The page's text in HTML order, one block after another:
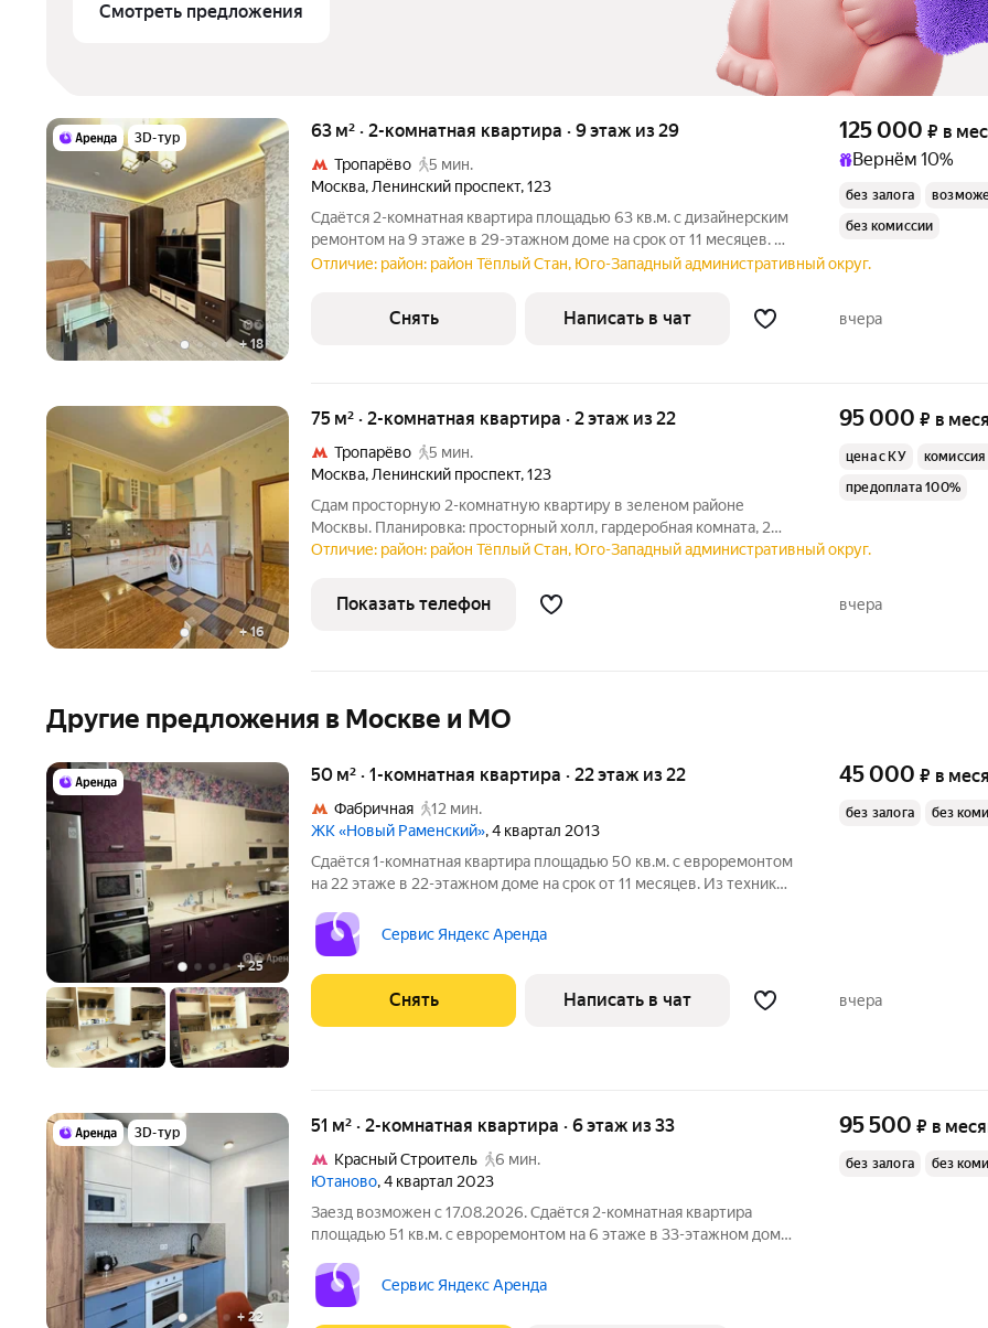
Смотреть предложения
3D-тур
+18
63 м² · 2-комнатная квартира · 9 этаж из 29
Тропарёво
5 мин.
Москва, Ленинский проспект,123
Сдаётся 2-комнатная квартира площадью 63 кв.м. с дизайнерским
ремонтом на 9 этаже в 29-этажном доме на срок от 11 месяцев. Из
техники есть: Телевизор Духовой шкаф Стиральная машина с
125 000 ₽ в
Вернём 10%
без залога
без комиссии
Отличие: район: район Тёплый Стан, Юго-Западный административный округ.
Снять Написать в чат вчера
+16
75 м² · 2-комнатная квартира · 2 этаж из 22
Тропарёво
5 мин.
Москва, Ленинский проспект,123
Сдам просторную 2-комнатную квартиру в зеленом районе
Москвы. Планировка: просторный холл, гардеробная комната, 2
просторных изолированных комнаты, кухня, раздельный санузел.
Презентабельный
95 000 ₽ в
цена с КУ
комиссия
предоплата 100%
Отличие: район: район Тёплый Стан, Юго-Западный административный округ.
Показать телефон вчера
Другие предложения в Москве и МО
+25
50 м² · 1-комнатная квартира · 22 этаж из 22
Фабричная
12 мин.
ЖК «Новый Раменский», 4 квартал 2013
Сдаётся 1-комнатная квартира площадью 50 кв.м. с евроремонтом
на 22 этаже в 22-этажном доме на срок от 11 месяцев. Из техники
Сервис Яндекс Аренда
45 000 ₽ в
без залога без
Снять Написать в чат вчера
3D-тур
+ 22
51 м² · 2-комнатная квартира · 6 этаж из 33
Кpacный Строитель
6 мин.
Ютаново, 4 квартал 2023
Заезд возможен с 17.08.2026. Сдаётся 2-комнатная квартира
площадью 51 кв.м. с евроремонтом на 6 этаже в 33-этажном доме
Стиральная машина Сушильная машина Холодильник
Посудомоечная
Сервис Яндекс Аренда
95 500 ₽ в
без залога без